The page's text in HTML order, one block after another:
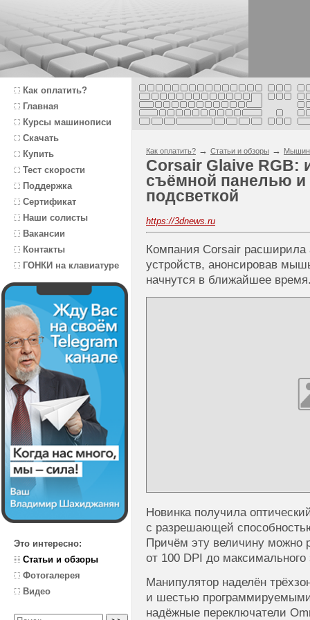
Как оплатить?
Главная
Курсы машинописи
Скачать
Купить
Тест скорости
Поддержка
Сертификат
Наши солисты
Вакансии
Контакты
ГОНКИ на клавиатуре
Это интересно:
Статьи и обзоры
Фотогалерея
Видео
Как оплатить? → Статьи и обзоры →
Corsair Glaive RGB:
съёмной панелью и
подсветкой
https://3dnews.ru
Компания Corsair расширила
устройств, анонсировав
начнутся в ближайшее
Новинка получила
с разрешающей
Причём эту величину можно
от 100 DPI до
Манипулятор наделён
и шестью
надёжные переключатели